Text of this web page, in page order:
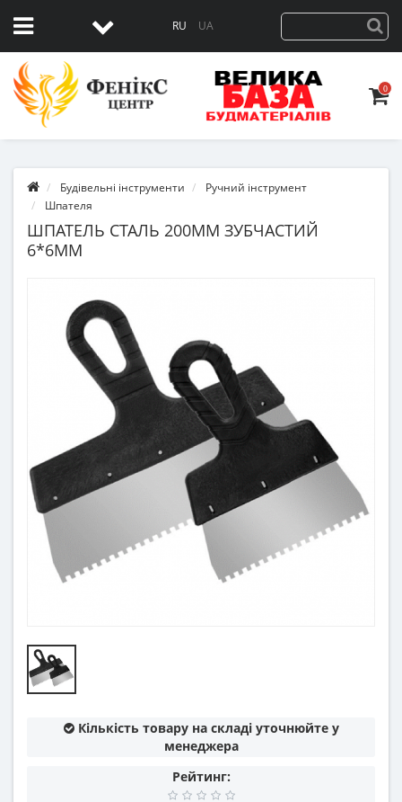
RU UA
0
Будівельні інструменти
Ручний інструмент
Шпателя
ШПАТЕЛЬ СТАЛЬ 200ММ ЗУБЧАСТИЙ
6*6ММ
Кількість товару на складі уточнюйте у
менеджера
Рейтинг: